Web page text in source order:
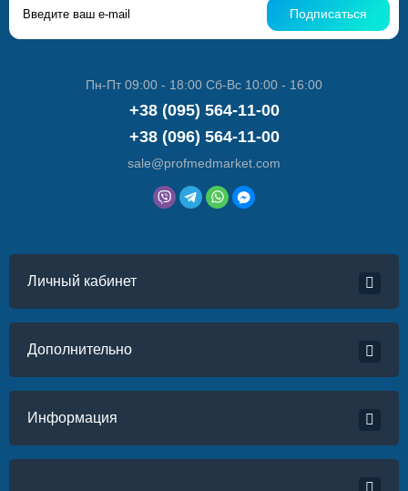
Подписаться
Пн-Пт 09:00 - 18:00 Сб-Вс 10:00 - 16:00
+38 (095) 564-11-00
+38 (096) 564-11-00
sale@profmedmarket.com
Личный кабинет
Дополнительно
Информация